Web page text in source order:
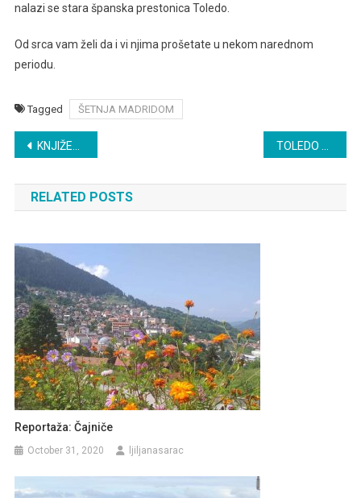
nalazi se stara španska prestonica Toledo.
Od srca vam želi da i vi njima prošetate u nekom narednom
periodu.
Tagged ŠETNJA MADRIDOM
Post
navigation
KNJIŽEVNE PROMOCIJE
RELATED POSTS
Reportaža: Čajniče
October 31, 2020 ljiljanasarac